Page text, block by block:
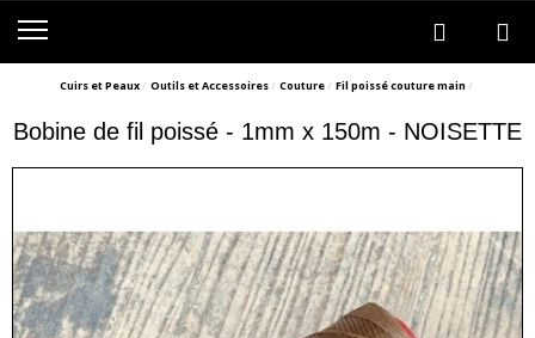
Cuirs et Peaux Outils et Accessoires Couture Fil poissé couture main
Bobine de fil poissé - 1mm x 150m - NOISETTE